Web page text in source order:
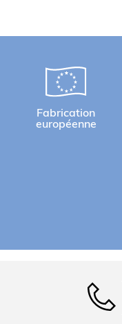
Fabrication
européenne